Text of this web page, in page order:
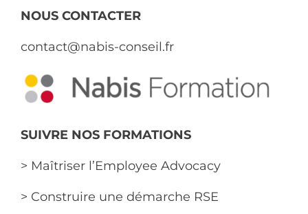
NOUS CONTACTER
contact@nabis-conseil.fr
SUIVRE NOS FORMATIONS
> Maîtriser l’Employee Advocacy
> Construire une démarche RSE